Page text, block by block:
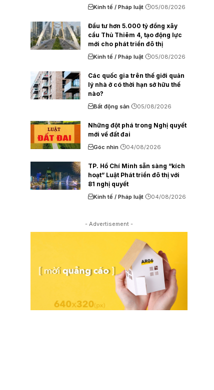
Kinh tế / Pháp luật 05/08/2026
Đầu tư hơn 5.000 tỷ đồng xây
cầu Thủ Thiêm 4, tạo động lực
mới cho phát triển đô thị
Kinh tế / Pháp luật 05/08/2026
Các quốc gia trên thế giới quản
lý nhà ở có thời hạn sở hữu thế
nào?
Bất động sản 05/08/2026
Những đột phá trong Nghị quyết
mới về đất đai
Góc nhìn 04/08/2026
TP. Hồ Chí Minh sẵn sàng “kích
hoạt” Luật Phát triển đô thị với
81 nghị quyết
Kinh tế / Pháp luật 04/08/2026
- Advertisement -